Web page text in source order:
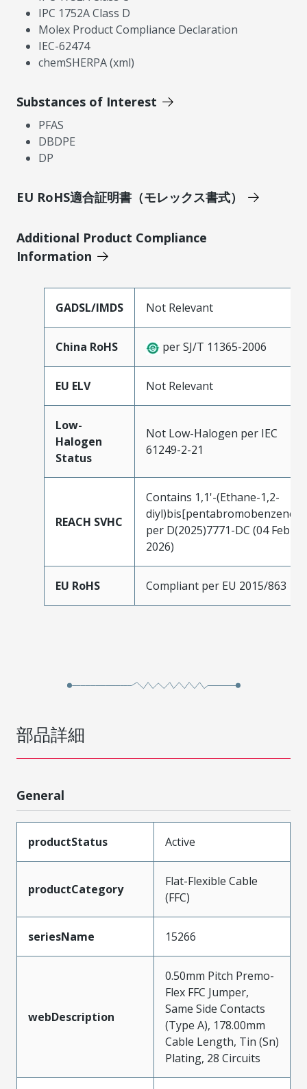
IPC 1752A Class D
Molex Product Compliance Declaration
IEC-62474
chemSHERPA (xml)
Substances of Interest
PFAS
DBDPE
DP
EU RoHS適合証明書（モレックス書式）
Additional Product Compliance
Information
GADSL/IMDS Not Relevant
China RoHS per SJ/T 11365-2006
EU ELV Not Relevant
Low-
Halogen
Status
Not Low-Halogen per IEC
61249-2-21
REACH SVHC
Contains 1,1'-(Ethane-1,2-
diyl)bis[pentabromobenzene]
per D(2025)7771-DC (04 Feb
2026)
EU RoHS Compliant per EU 2015/863
部品詳細
General
productStatus Active
productCategory
Flat-Flexible Cable
(FFC)
seriesName 15266
webDescription
0.50mm Pitch Premo-
Flex FFC Jumper,
Same Side Contacts
(Type A), 178.00mm
Cable Length, Tin (Sn)
Plating, 28 Circuits